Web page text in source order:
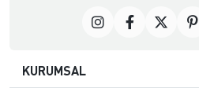
KURUMSAL